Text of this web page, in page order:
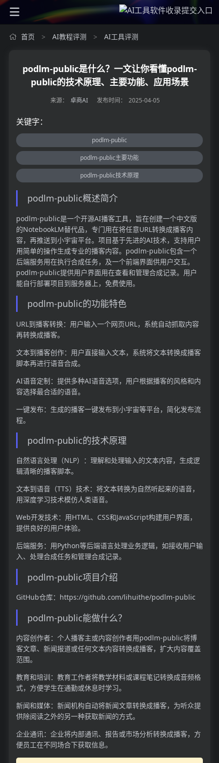
首页 > AI教程评测 > AI工具评测
podlm-public是什么？一文让你看懂podlm-
public的技术原理、主要功能、应用场景
来源： 卓商AI 发布时间： 2025-04-05
关键字：
podlm-public
podlm-public主要功能
podlm-public技术原理
podlm-public概述简介
podlm-public是一个开源AI播客工具，旨在创建一个中文版
的NotebookLM替代品，专门用在将任意URL转换成播客内
容，再推送到小宇宙平台。项目基于先进的AI技术，支持用户
用简单的操作生成专业的播客内容。podlm-public包含一个
后端服务用在执行合成任务，及一个前端界面供用户交互。
podlm-public提供用户界面用在查看和管理合成记录。用户
能自行部署项目到服务器上，免费使用。
podlm-public的功能特色
URL到播客转换：用户输入一个网页URL，系统自动抓取内容
再转换成播客。
文本到播客创作：用户直接输入文本，系统将文本转换成播客
脚本再进行语音合成。
AI语音定制：提供多种AI语音选项，用户根据播客的风格和内
容选择最合适的语音。
一键发布：生成的播客一键发布到小宇宙等平台，简化发布流
程。
podlm-public的技术原理
自然语言处理（NLP）：理解和处理输入的文本内容，生成逻
辑清晰的播客脚本。
文本到语音（TTS）技术：将文本转换为自然听起来的语音，
用深度学习技术模仿人类语音。
Web开发技术：用HTML、CSS和JavaScript构建用户界面，
提供良好的用户体验。
后端服务：用Python等后端语言处理业务逻辑，如接收用户输
入、处理合成任务和管理合成记录。
podlm-public项目介绍
GitHub仓库：https://github.com/lihuithe/podlm-public
podlm-public能做什么？
内容创作者：个人播客主或内容创作者用podlm-public将博
客文章、新闻报道或任何文本内容转换成播客，扩大内容覆盖
范围。
教育和培训：教育工作者将教学材料或课程笔记转换成音频格
式，方便学生在通勤或休息时学习。
新闻和媒体：新闻机构自动将新闻文章转换成播客，为听众提
供除阅读之外的另一种获取新闻的方式。
企业通讯：企业将内部通讯、报告或市场分析转换成播客，方
便员工在不同场合下获取信息。